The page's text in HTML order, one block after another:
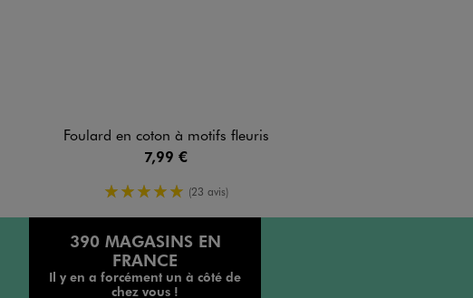
Foulard en coton à motifs fleuris
7,99 €
5/5 de moyenne
(23 avis)
390 MAGASINS EN
FRANCE
Il y en a forcément un à côté de
chez vous !